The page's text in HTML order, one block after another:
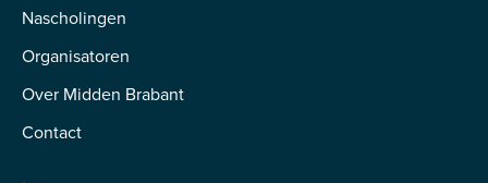
Nascholingen
Organisatoren
Over Midden Brabant
Contact